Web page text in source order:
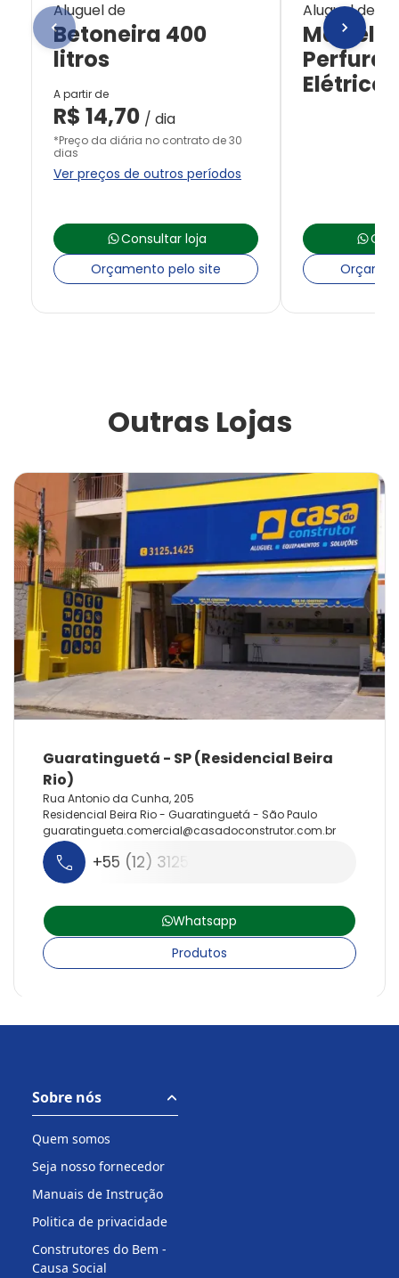
Aluguel de
Betoneira 400
litros
A partir de
R$ 14,70 / dia
*Preço da diária no contrato de 30
dias
Ver preços de outros períodos
Consultar loja
Orçamento pelo site
Aluguel de
Elétrico
Outras Lojas
Rua Antonio da Cunha, 205
Residencial Beira Rio - Guaratinguetá - São Paulo
guaratingueta.comercial@casadoconstrutor.com.br
+55 (12) 3125-1425
Whatsapp
Produtos
Sobre nós
Quem somos
Seja nosso fornecedor
Manuais de Instrução
Politica de privacidade
Construtores do Bem -
Causa Social